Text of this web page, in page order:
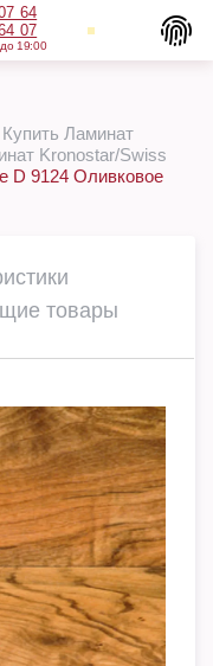
64
07
19:00
Купить Ламинат
Kronostar/Swiss
D 9124 Оливковое
товары